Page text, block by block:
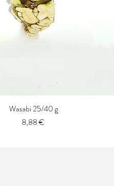
Vista rápida
Wasabi 25/40 g
Precio
8,88 €